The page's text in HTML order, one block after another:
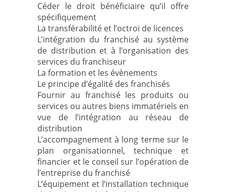
Céder le droit bénéficiaire qu’il offre
spécifiquement
La transférabilité et l’octroi de licences
L’intégration du franchisé au système
de distribution et à l’organisation des
services du franchiseur
La formation et les évènements
Le principe d’égalité des franchisés
Fournir au franchisé les produits ou
services ou autres biens immatériels en
vue de l’intégration au réseau de
distribution
L’accompagnement à long terme sur le
plan organisationnel, technique et
financier et le conseil sur l’opération de
l’entreprise du franchisé
L’équipement et l’installation technique